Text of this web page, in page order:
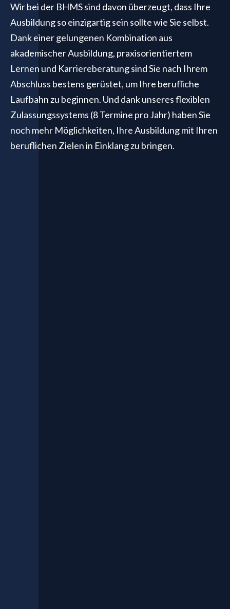
Wir bei der BHMS sind davon überzeugt, dass Ihre
Ausbildung so einzigartig sein sollte wie Sie selbst.
Dank einer gelungenen Kombination aus
akademischer Ausbildung, praxisorientiertem
Lernen und Karriereberatung sind Sie nach Ihrem
Abschluss bestens gerüstet, um Ihre berufliche
Laufbahn zu beginnen. Und dank unseres flexiblen
Zulassungssystems (8 Termine pro Jahr) haben Sie
noch mehr Möglichkeiten, Ihre Ausbildung mit Ihren
beruflichen Zielen in Einklang zu bringen.